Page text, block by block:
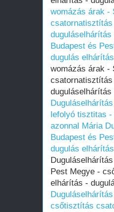
womázás árak -
duguláselhárítás
Budapest és
dugulás
womázás árak -
duguláselhárítás
lefolyó tisztitas
azonnal Mária
Budapest és
dugulás
Pest Megye -
elhárítás -
csőtisztítás